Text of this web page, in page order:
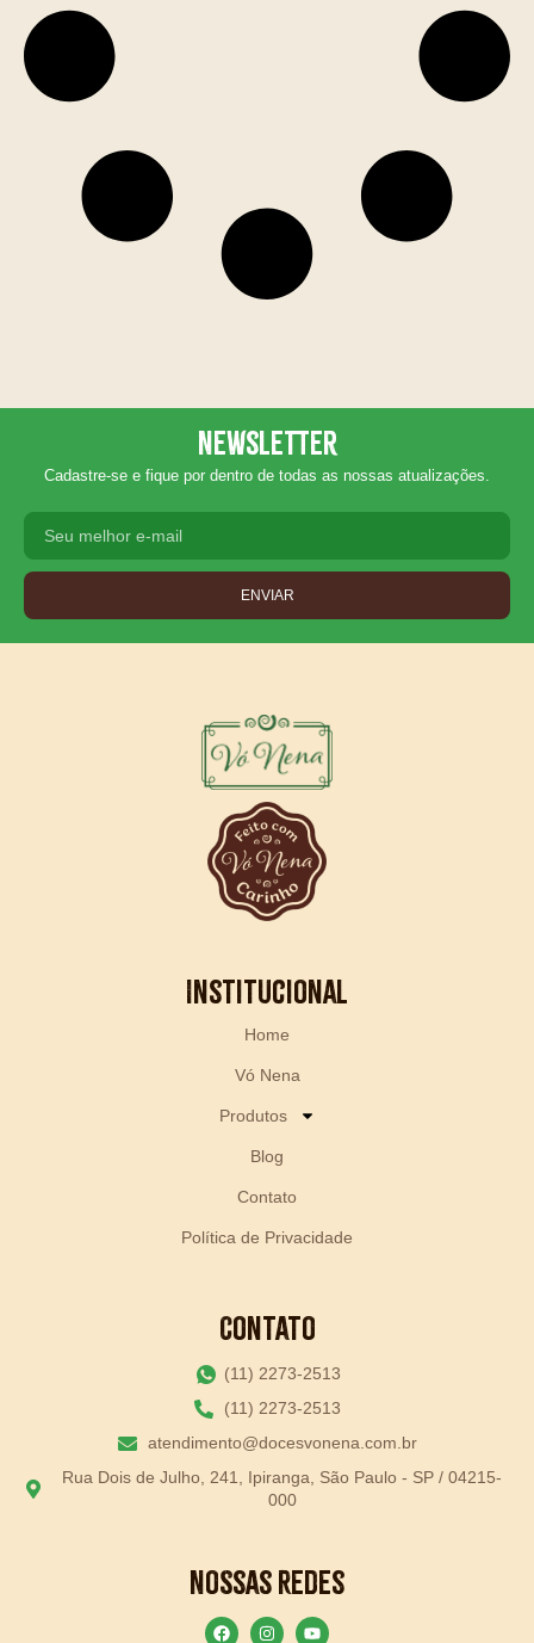
Newsletter
Cadastre-se e fique por dentro de todas as nossas atualizações.
ENVIAR
Institucional
Home
Vó Nena
Produtos
Blog
Contato
Política de Privacidade
Contato
(11) 2273-2513
(11) 2273-2513
atendimento@docesvonena.com.br
Rua Dois de Julho, 241, Ipiranga, São Paulo - SP / 04215-
000
Nossas Redes